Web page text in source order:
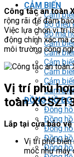
CẢM BIẾN
Cảm
Bộ điều
Bộ mã
Cảm
Cảm
Cảm
Cảm
Cảm
Cảm
ĐỒNG HỒ ĐO
Đồng
Đồng
Đồng
Đồng
Đồng
Công tắc an toàn
rộng rãi để đảm
Việc lựa chọn vị trí
động chính xác mà
môi trường công
Vị trí phù
toàn
Lắp tại cửa bảo vệ
Vị trí phổ biến
móc như máy